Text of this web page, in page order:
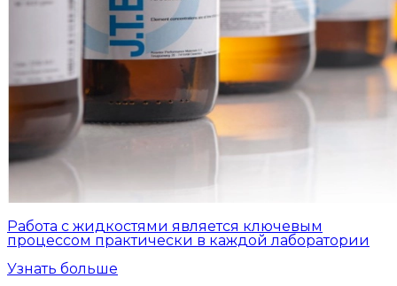
Работа с жидкостями является ключевым
процессом практически в каждой лаборатории
Узнать больше